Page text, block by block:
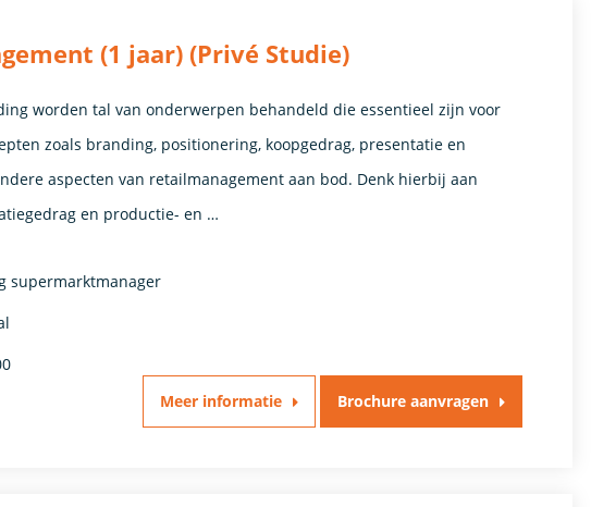
(1 jaar) (Privé Studie)
worden tal van onderwerpen behandeld die essentieel zijn voor
zoals branding, positionering, koopgedrag, presentatie en
aspecten van retailmanagement aan bod. Denk hierbij aan
en productie- en …
supermarktmanager
Meer informatie Brochure aanvragen